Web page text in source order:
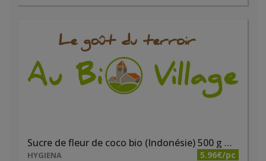
Sucre de fleur de coco bio (Indonésie) 500 g Hygiena
HYGIENA 5.96€/pc